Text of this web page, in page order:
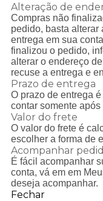
Alteração de
Compras não
pedido, basta alterar
entrega em sua
finalizou o pedido,
alterar o endereço
recuse a entrega e
Prazo de entrega
O prazo de entrega
contar somente
Valor do frete
O valor do frete é
escolher a forma de
Acompanhar
É fácil acompanhar
conta, vá em em
deseja acompanhar.
Fechar